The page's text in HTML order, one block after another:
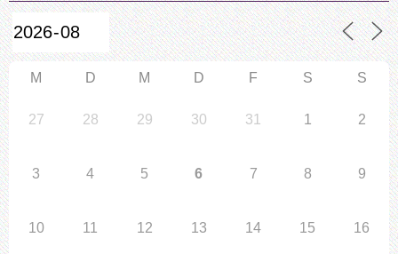
M D M D F S S
27 28 29 30 31 1 2
3 4 5 6 7 8 9
10 11 12 13 14 15 16